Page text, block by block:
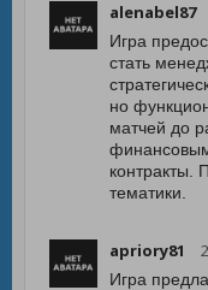
alenabel87
Игра
стать
но
матчей до
контракты.
тематики.
apriory81
Игра